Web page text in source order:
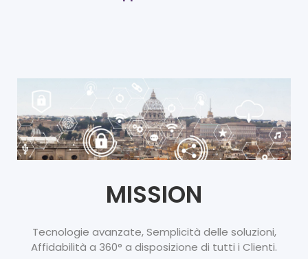
MISSION
Tecnologie avanzate, Semplicità delle soluzioni,
Affidabilità a 360° a disposizione di tutti i Clienti.